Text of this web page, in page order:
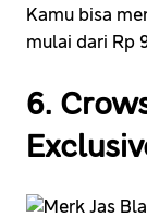
Kamu bisa
mulai dari Rp
6.